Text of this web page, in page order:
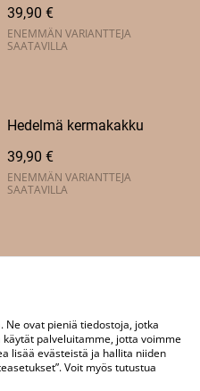
39,90 €
ENEMMÄN VARIANTTEJA
SAATAVILLA
Hedelmä kermakakku
39,90 €
ENEMMÄN VARIANTTEJA
SAATAVILLA
Ne ovat pieniä tiedostoja, jotka
palveluitamme, jotta voimme
lisää evästeistä ja hallita niiden
Voit myös tutustua